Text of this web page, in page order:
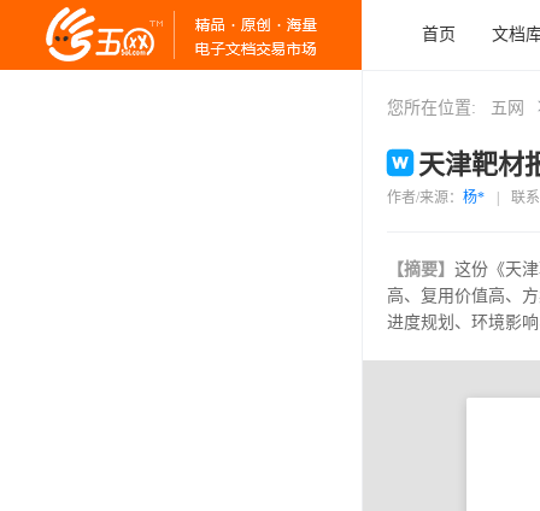
首页 文档
您所在位置: 五网
天津靶材
作者/来源： 杨* 联
【摘要】 这份《天
高、复用价值高、
进度规划、环境影